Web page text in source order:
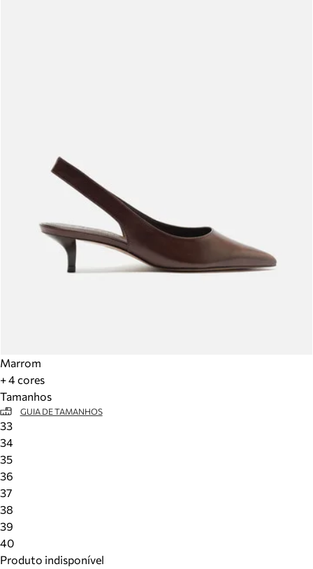
Marrom
+ 4 cores
Tamanhos
GUIA DE TAMANHOS
33
34
35
36
37
38
39
40
Produto indisponível